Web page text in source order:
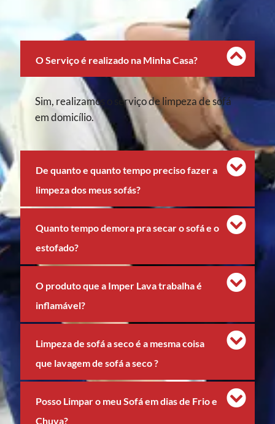
O Serviço é realizado na Minha Casa?
Sim, realizamos o serviço de limpeza de sofá
em domicílio.
De quanto e quanto tempo preciso fazer a
limpeza dos meus sofás?
Quanto tempo demora pra secar o sofá e o
estofado?
O produto que a Imper Lava trabalha é
inflamável?
Limpeza de sofá a seco é a mesma coisa
que lavagem de sofá a seco ?
Posso Limpar o meu Sofá em dias de Frio e
Chuva?